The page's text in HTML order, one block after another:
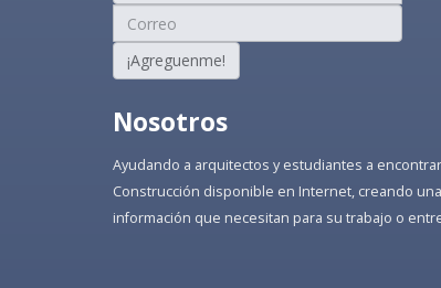
¡Agreguenme!
Nosotros
Ayudando a arquitectos y estudiantes a
Construcción disponible en Internet, creando
información que necesitan para su trabajo o